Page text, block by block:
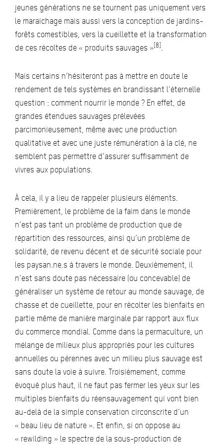
jeunes générations ne se tournent pas uniquement vers
le maraichage mais aussi vers la conception de jardins-
forêts comestibles, vers la cueillette et la transformation
de ces récoltes de « produits sauvages »[8].
Mais certains n’hésiteront pas à mettre en doute le
rendement de tels systèmes en brandissant l’éternelle
question : comment nourrir le monde ? En effet, de
grandes étendues sauvages prélevées
parcimonieusement, même avec une production
qualitative et avec une juste rémunération à la clé, ne
semblent pas permettre d’assurer suffisamment de
vivres aux populations.
À cela, il y a lieu de rappeler plusieurs éléments.
Premièrement, le problème de la faim dans le monde
n’est pas tant un problème de production que de
répartition des ressources, ainsi qu’un problème de
solidarité, de revenu décent et de sécurité sociale pour
les paysan.ne.s à travers le monde. Deuxièmement, il
n’est sans doute pas nécessaire (ou concevable) de
généraliser un système de retour au monde sauvage, de
chasse et de cueillette, pour en récolter les bienfaits en
partie même de manière marginale par rapport aux flux
du commerce mondial. Comme dans la permaculture, un
mélange de milieux plus appropriés pour les cultures
annuelles ou pérennes avec un milieu plus sauvage est
sans doute la voie à suivre. Troisièmement, comme
évoqué plus haut, il ne faut pas fermer les yeux sur les
multiples bienfaits du réensauvagement qui vont bien
au-delà de la simple conservation circonscrite d’un
« beau lieu de nature ». Et enfin, si on oppose au
« rewilding » le spectre de la sous-production de